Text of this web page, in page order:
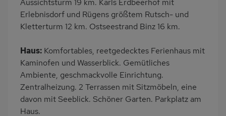
Handtücher mietbar
Erlebnisdorf und Rügens größtem Rutsch- und
Kletterturm 12 km. Ostseestrand Binz 16 km.
Haus: Komfortables, reetgedecktes Ferienhaus mit
Kaminofen und Wasserblick. Gemütliches
Ambiente, geschmackvolle Einrichtung.
Zentralheizung. 2 Terrassen mit Sitzmöbeln, eine
davon mit Seeblick. Schöner Garten. Parkplatz am
Haus.